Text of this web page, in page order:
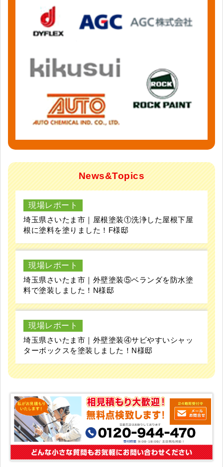
News&Topics
現場レポート
埼玉県さいたま市｜屋根塗装①洗浄した屋根下屋
根に塗料を塗りました！F様邸
現場レポート
埼玉県さいたま市｜外壁塗装⑤ベランダを防水塗
料で塗装しました！N様邸
現場レポート
埼玉県さいたま市｜外壁塗装④サビやすいシャッ
ターボックスを塗装しました！N様邸